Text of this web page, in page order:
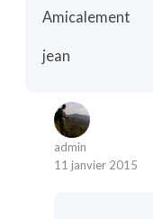
Amicalement
jean
admin
11 janvier 2015